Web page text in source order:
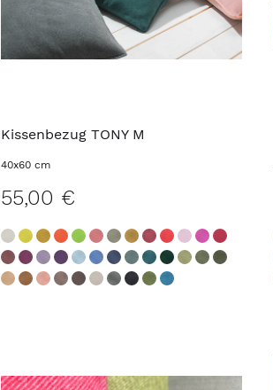
Kissenbezug TONY M
40x60 cm
55,00 €